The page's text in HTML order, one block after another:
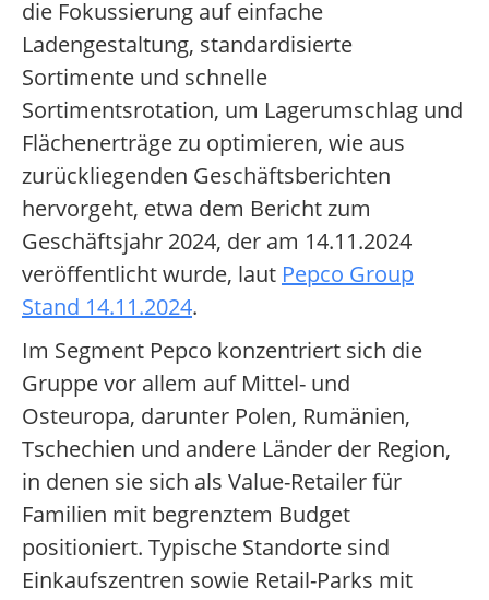
die Fokussierung auf einfache
Ladengestaltung, standardisierte
Sortimente und schnelle
Sortimentsrotation, um Lagerumschlag und
Flächenerträge zu optimieren, wie aus
zurückliegenden Geschäftsberichten
hervorgeht, etwa dem Bericht zum
Geschäftsjahr 2024, der am 14.11.2024
veröffentlicht wurde, laut Pepco Group
Stand 14.11.2024.
Im Segment Pepco konzentriert sich die
Gruppe vor allem auf Mittel- und
Osteuropa, darunter Polen, Rumänien,
Tschechien und andere Länder der Region,
in denen sie sich als Value-Retailer für
Familien mit begrenztem Budget
positioniert. Typische Standorte sind
Einkaufszentren sowie Retail-Parks mit